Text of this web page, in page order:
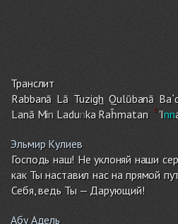
Транслит
Rabbanā Lā TuzighQulūbanā
Lanā Min Ladunka Raĥmatan'Inn
Эльмир Кулиев
Господь наш! Не уклоняй наши
как Ты наставил нас на прямой
Себя, ведь Ты — Дарующий!
Абу Адель